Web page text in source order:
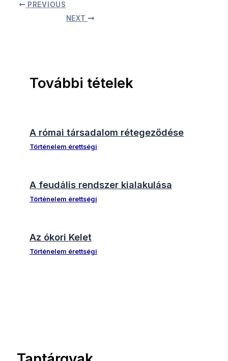
PREVIOUS
NEXT
További tételek
A római társadalom rétegeződése
Történelem érettségi
A feudális rendszer kialakulása
Történelem érettségi
Az ókori Kelet
Történelem érettségi